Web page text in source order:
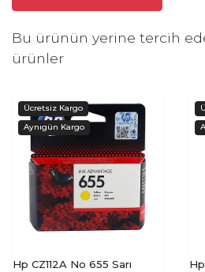
Bu ürünün yerine tercih
ürünler
Hp CZ112A No 655 Sarı